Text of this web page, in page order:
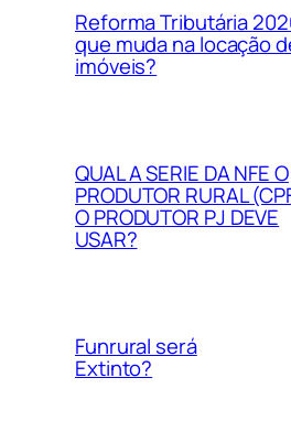
Reforma Tributária
que muda na locação
imóveis?
QUAL A SERIE DA NFE O
PRODUTOR RURAL
O PRODUTOR PJ DEVE
USAR?
Funrural será
Extinto?